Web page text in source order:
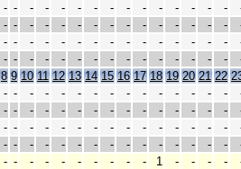
- - - - - - - - - - - - - - -
- - - - - - - - - - - - - - -
- - - - - - - - - - - - - - -
- - - - - - - - - - - - - - -
8 9 10 11 12 13 14 15 16 17 18 19 20 21 22
- - - - - - - - - - - - - - -
- - - - - - - - - - - - - - -
- - - - - - - - - - - - - - -
- - - - - - - - - - - - - - -
- - - - - - - - - - 1 - - - -